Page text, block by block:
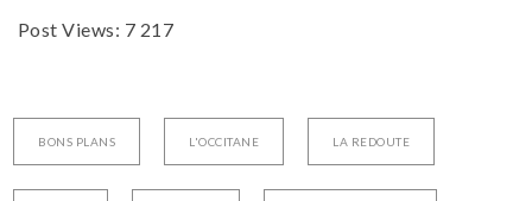
Post Views: 7 217
BONS PLANS L'OCCITANE LA REDOUTE